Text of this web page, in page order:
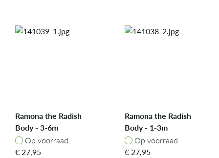
Ramona the Radish
Body - 3-6m
Op voorraad
Op voorraad
€27,95
Ramona the Radish
Body - 1-3m
Op voorraad
Op voorraad
€27,95